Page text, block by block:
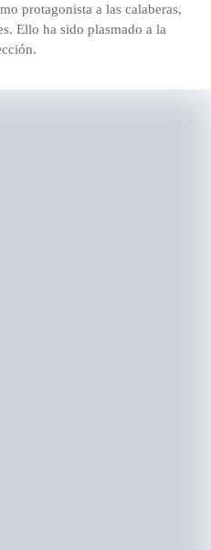
protagonista a las calaberas,
Ello ha sido plasmado a la